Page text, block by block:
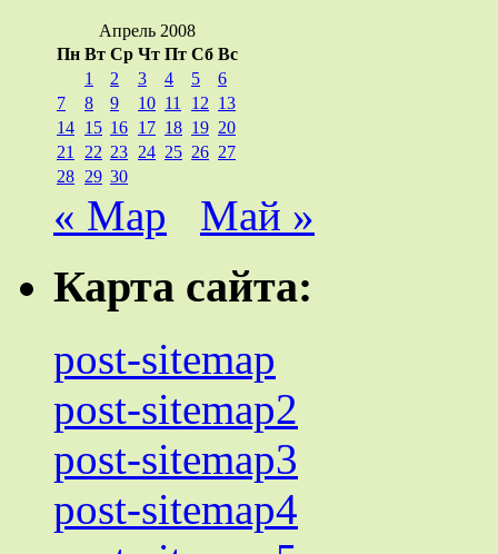
Апрель 2008
Пн Вт Ср Чт Пт Сб Вс
1
2 3 4 5
6
7
8 9 10 11 12 13
14 15 16 17 18 19 20
21
22 23 24 25 26 27
28 29 30
« Мар Май »
Карта сайта:
post-sitemap
post-sitemap2
post-sitemap3
post-sitemap4